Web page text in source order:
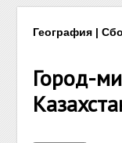
География |
Город-